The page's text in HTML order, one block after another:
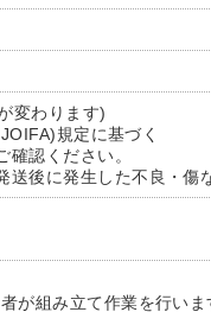
変わります)
規定に基づく
確認ください。
後に発生した不良・傷
が組み立て作業を行いま